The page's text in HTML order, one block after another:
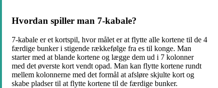
Hvordan spiller man 7-kabale?
7-kabale er et kortspil, hvor målet er at flytte alle kortene til de 4
færdige bunker i stigende rækkefølge fra es til konge. Man
starter med at blande kortene og lægge dem ud i 7 kolonner
med det øverste kort vendt opad. Man kan flytte kortene rundt
mellem kolonnerne med det formål at afsløre skjulte kort og
skabe pladser til at flytte kortene til de færdige bunker.